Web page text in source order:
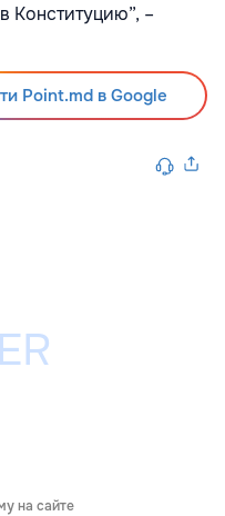
Конституцию”, –
Point.md в Google
на сайте